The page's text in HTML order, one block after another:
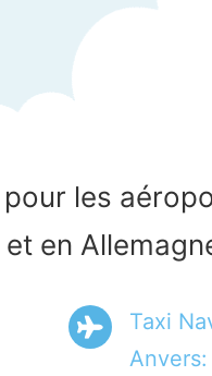
les
en
Taxi
Anvers: